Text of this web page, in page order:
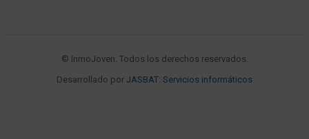
© InmoJoven. Todos los derechos reservados.
Desarrollado por JASBAT: Servicios informáticos